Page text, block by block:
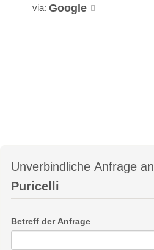
via: Google
Unverbindliche Anfrage an
Puricelli
Betreff der Anfrage